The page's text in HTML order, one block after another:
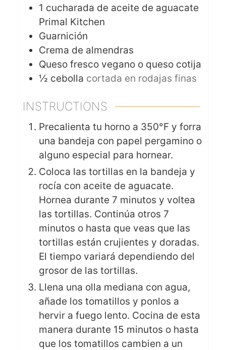
1 cucharada de aceite de aguacate
Primal Kitchen
Guarnición
Crema de almendras
Queso fresco vegano o queso cotija
½ cebolla cortada en rodajas finas
INSTRUCTIONS
Precalienta tu horno a 350°F y forra
una bandeja con papel pergamino o
alguno especial para hornear.
Coloca las tortillas en la bandeja y
rocía con aceite de aguacate.
Hornea durante 7 minutos y voltea
las tortillas. Continúa otros 7
minutos o hasta que veas que las
tortillas están crujientes y doradas.
El tiempo variará dependiendo del
grosor de las tortillas.
Llena una olla mediana con agua,
añade los tomatillos y ponlos a
hervir a fuego lento. Cocina de esta
manera durante 15 minutos o hasta
que los tomatillos cambien a un